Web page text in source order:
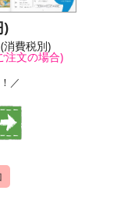
)
消費税別)
注文の場合)
／